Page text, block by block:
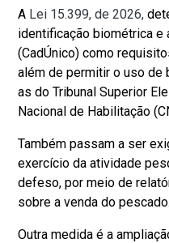
A Lei 15.399, de 2026,
identificação biométrica e
(CadÚnico) como
além de permitir o uso
as do Tribunal Superior
Nacional de Habilitação
Também passam a ser
exercício da atividade
defeso, por meio de
sobre a venda do pescado.
Outra medida é a